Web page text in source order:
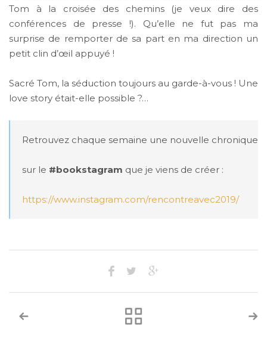
Tom à la croisée des chemins (je veux dire des
conférences de presse !). Qu’elle ne fut pas ma
surprise de remporter de sa part en ma direction un
petit clin d’œil appuyé !
Sacré Tom, la séduction toujours au garde-à-vous ! Une
love story était-elle possible ?…
Retrouvez chaque semaine une nouvelle chronique
sur le #bookstagram que je viens de créer :
https://www.instagram.com/rencontreavec2019/